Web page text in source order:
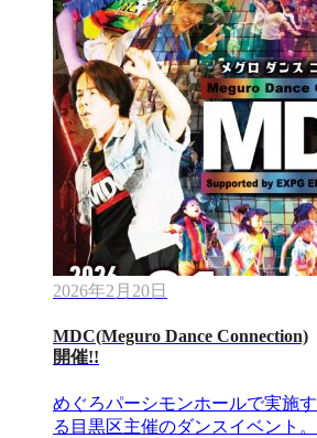
2026年2月20日
MDC(Meguro Dance Connection)
開催!!
めぐろパーシモンホールで実施す
る目黒区主催のダンスイベント。